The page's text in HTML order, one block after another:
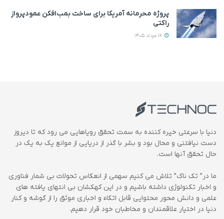
پروژه محرمانه آمریکا برای ساخت بمب‌افکن عمودپرواز
راکتی
دنیا با سرعتی خیره کننده به سمت تحقق رویاهایی می رود که تا دیروز
دست نیافتنی و محال بود و بشر با گذر از دریایی از موانع یک به یک در
حال تحقق آنها است.
ما در” تک ناک” تلاش می کنیم سهمی از انعکاس تحولات بی شمار فناوری
و اخبار تکنولوژی داشته باشیم و در این کهکشان بی انتهای یافته های
علمی و دانش محور محتوایی قابل اتکاء و اخباری موثق را از گوشه و کنار
دنیا در اختیار علاقمندان و مخاطبان خود قرار دهیم.